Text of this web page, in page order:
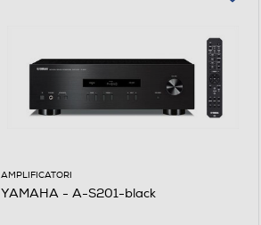
AMPLIFICATORI
YAMAHA - A-S201-black